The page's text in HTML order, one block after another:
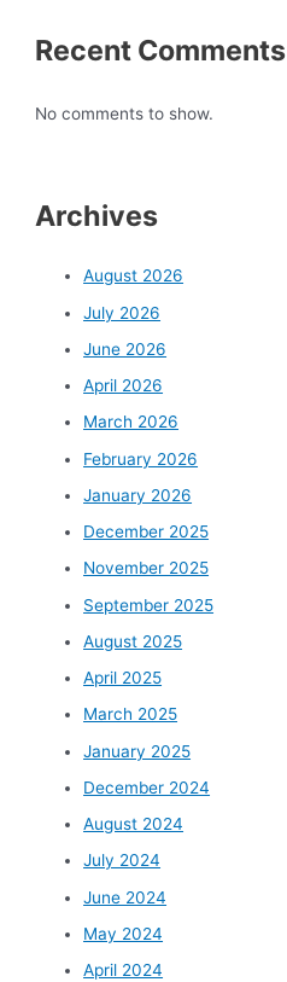
Recent Comments
No comments to show.
Archives
August 2026
July 2026
June 2026
April 2026
March 2026
February 2026
January 2026
December 2025
November 2025
September 2025
August 2025
April 2025
March 2025
January 2025
December 2024
August 2024
July 2024
June 2024
May 2024
April 2024